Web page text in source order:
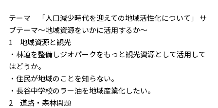
テーマ 「人口減少時代を迎えての地域活性化について」 サ
ブテーマ～地域資源をいかに活用するか～
1 地域資源と観光
・林道を整備しジオパークをもっと観光資源として活用して
はどうか。
・住民が地域のことを知らない。
・長谷中学校のラー油を地域産業化したい。
2 道路・森林問題